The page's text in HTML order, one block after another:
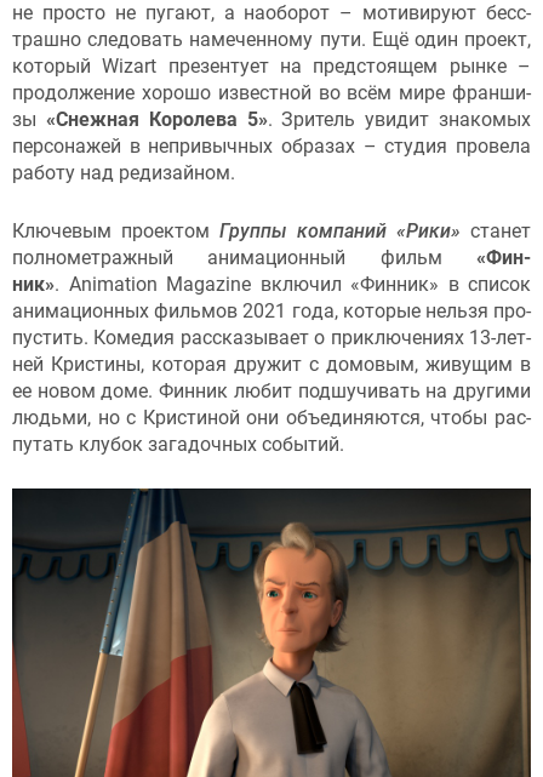
не прос­то не пу­га­ют, а на­обо­рот – мо­тиви­ру­ют бесс­
траш­но сле­довать на­мечен­но­му пу­ти. Ещё один про­ект,
ко­торый Wizart пре­зен­ту­ет на пред­сто­ящем рын­ке –
про­дол­же­ние хо­рошо из­вес­тной во всём ми­ре фран­ши­
зы «Снеж­ная Ко­роле­ва 5». Зри­тель уви­дит зна­комых
пер­со­нажей в неп­ри­выч­ных об­ра­зах – сту­дия про­вела
ра­боту над ре­дизай­ном.
Клю­чевым про­ек­том Груп­пы ком­па­ний «Ри­ки» ста­нет
пол­но­мет­ражный ани­маци­он­ный фильм «Фин­
ник». Animation Magazine вклю­чил «Фин­ник» в спи­сок
ани­маци­он­ных филь­мов 2021 го­да, ко­торые нель­зя про­
пус­тить. Ко­медия рас­ска­зыва­ет о прик­лю­чени­ях 13-лет­
ней Крис­ти­ны, ко­торая дру­жит с до­мовым, живущим в
ее но­вом до­ме. Фин­ник лю­бит под­шу­чивать на дру­гими
людь­ми, но с Крис­ти­ной они объ­еди­ня­ют­ся, что­бы рас­
пу­тать клу­бок за­гадоч­ных со­бытий.